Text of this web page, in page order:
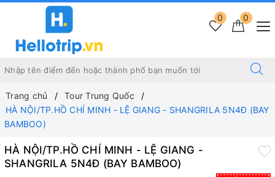
0
0
Trang chủ
Tour Trung Quốc
HÀ NỘI/TP.HỒ CHÍ MINH - LỆ GIANG - SHANGRILA 5N4Đ (BAY
BAMBOO)
HÀ NỘI/TP.HỒ CHÍ MINH - LỆ GIANG -
SHANGRILA 5N4Đ (BAY BAMBOO)